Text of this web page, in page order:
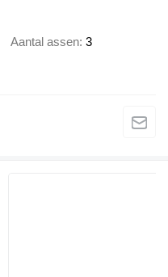
Aantal assen 3